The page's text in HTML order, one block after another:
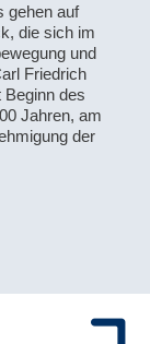
gehen auf
die sich im
und
Friedrich
Beginn des
Jahren, am
der